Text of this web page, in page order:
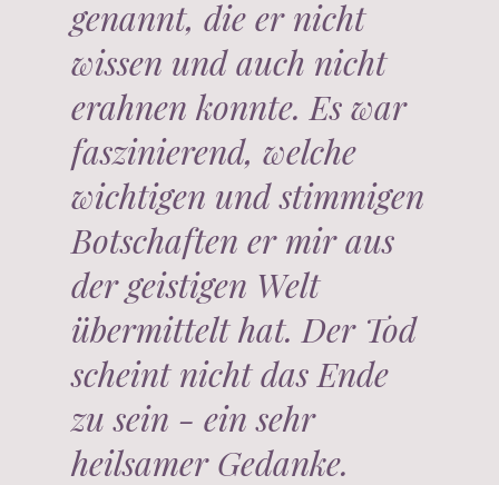
genannt, die er nicht
wissen und auch nicht
erahnen konnte. Es war
faszinierend, welche
wichtigen und stimmigen
Botschaften er mir aus
der geistigen Welt
übermittelt hat. Der Tod
scheint nicht das Ende
zu sein - ein sehr
heilsamer Gedanke.